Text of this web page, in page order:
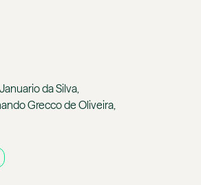
da Silva,
Grecco de Oliveira,